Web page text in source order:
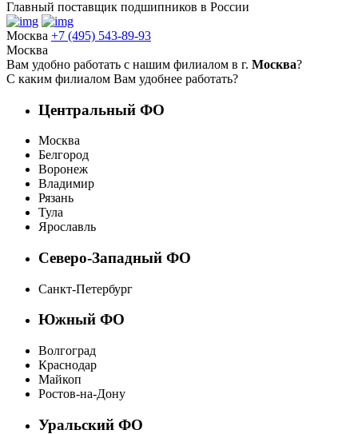
Главный поставщик подшипников в России
Москва +7 (495) 543-89-93
Москва
Вам удобно работать с нашим филиалом в г. Москва?
С каким филиалом Вам удобнее работать?
Центральный ФО
Москва
Белгород
Воронеж
Владимир
Рязань
Тула
Ярославль
Северо-Западный ФО
Санкт-Петербург
Южный ФО
Волгоград
Краснодар
Майкоп
Ростов-на-Дону
Уральский ФО